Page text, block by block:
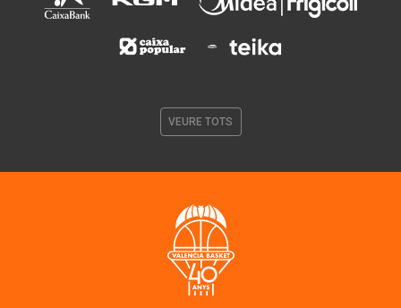
VEURE TOTS